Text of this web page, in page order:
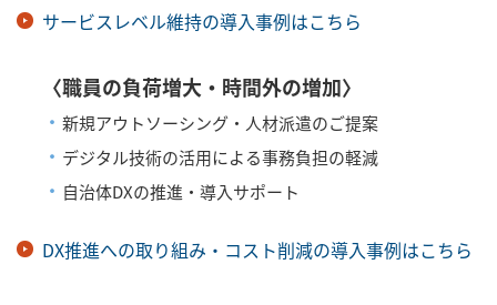
サービスレベル維持の導入事例はこちら
〈職員の負荷増大・時間外の増加〉
・ 新規アウトソーシング・人材派遣のご提案
・ デジタル技術の活用による事務負担の軽減
・ 自治体DXの推進・導入サポート
DX推進への取り組み・コスト削減の導入事例はこちら